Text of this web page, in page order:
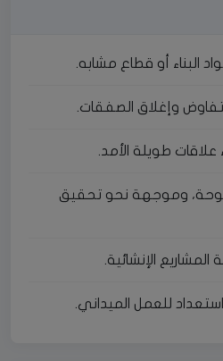
البناء أو قطاع مشابه.
وإغلاق الصفقات.
طويلة الأمد.
وموجهة نحو تحقيق
الإنشائية.
للعمل الميداني.